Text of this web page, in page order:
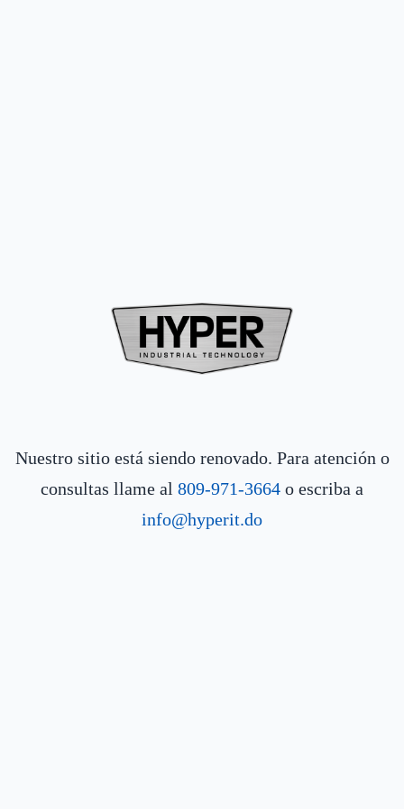
Nuestro sitio está siendo renovado. Para atención o
consultas llame al 809-971-3664 o escriba a
info@hyperit.do